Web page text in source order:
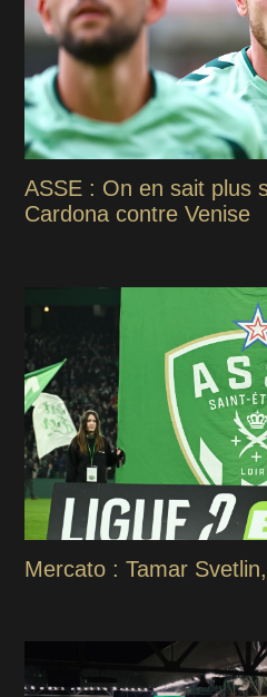
ASSE : On en sait plus
Cardona contre Venise
Mercato : Tamar